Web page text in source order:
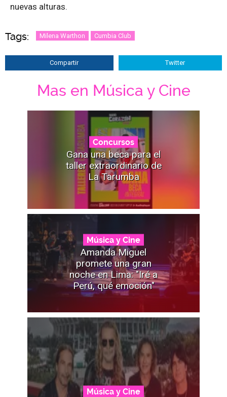
nuevas alturas.
Tags: Milena Warthon Cumbia Club
Compartir Twitter
Mas en Música y Cine
Concursos
Gana una beca para el
taller extraordinario de
La Tarumba
Música y Cine
Amanda Miguel
promete una gran
noche en Lima: "Iré a
Perú, qué emoción"
Música y Cine